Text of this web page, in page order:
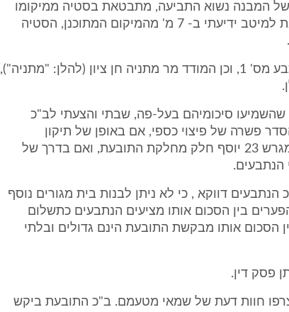
המבנה נשוא התביעה, מתבטאת בסטיה ממיקומו
בהתאם להיתר. הסטיה מתבטאת למיטב ידיעתי ב- 7 מ' מהמיקום המתוכנן, הסטיה
18. מטעם הנתבעים, העידו הנתבע מס' 1, וכן המודד מר מתניה חן ציון (להלן: "מתניה"),
שהשמיעו סיכומיהם בעל-פה, שבתי והצעתי לב"כ
פשרה של פיצוי כספי, אם באופן של תיקון
הגבולות בין הצדדים באופן שלמגרש 23 יוסף חלק מחלקת התובעת, ואם בדרך של
הנתבעים.
מב"כ הנתבעים דווקא , כי לא ניתן לבנות בית מגורים נוסף
בין הסכום אותו מציעים הנתבעים כתשלום
הסכום אותו מבקשת התובעת הינם גדולים ובלתי
פסק דין.
צרפו חוות דעת של שמאי מטעמם. ב"כ התובעת ביקש